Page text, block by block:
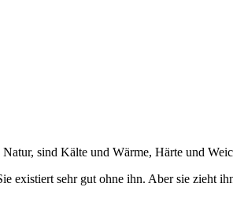
sind Kälte und Wärme, Härte und
existiert sehr gut ohne ihn. Aber sie zieht